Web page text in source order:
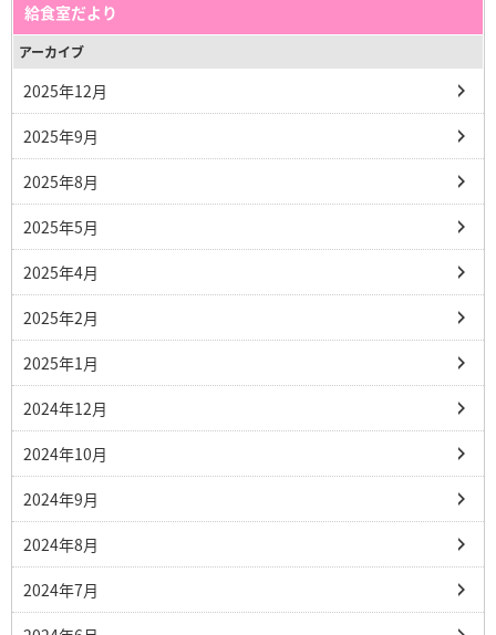
給食室だより
アーカイブ
2025年12月
2025年9月
2025年8月
2025年5月
2025年4月
2025年2月
2025年1月
2024年12月
2024年10月
2024年9月
2024年8月
2024年7月